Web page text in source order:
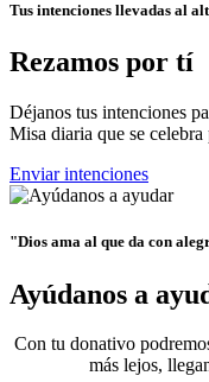
Tus intenciones llevadas al
Rezamos por tí
Déjanos tus intenciones
Misa diaria que se
Enviar intenciones
"Dios ama al que da con
Ayúdanos a
Con tu donativo
más lejos,